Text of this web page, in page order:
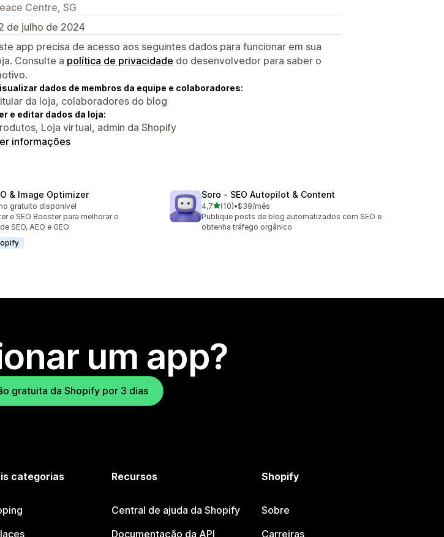
Centre, SG
de julho de 2024
app precisa de acesso aos seguintes dados para funcionar em sua
Consulte a política de privacidade do desenvolvedor para saber o
dados de membros da equipe e colaboradores:
da loja, colaboradores do blog
e editar dados da loja:
Loja virtual, admin da Shopify
informações
& Image Optimizer
ao todo
gratuito disponível
e SEO Booster para melhorar o
SEO, AEO e GEO
Soro ‑ SEO Autopilot & Content
4,7de 5 estrelas
(10)
10 avaliações ao todo
•$39/mês
Publique posts de blog automatizados com SEO e
obtenha tráfego orgânico
um app?
gratuita da Shopify por 3 dias
categorias Recursos
Central de ajuda da Shopify
Documentação da API
Shopify
Sobre
Carreiras